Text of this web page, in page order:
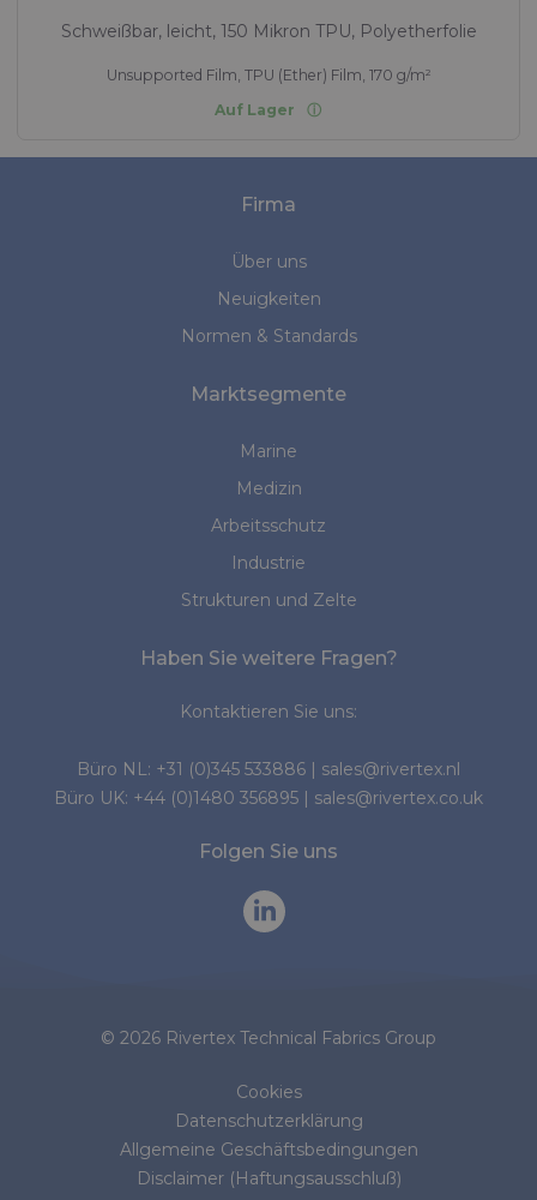
Schweißbar, leicht, 150 Mikron TPU, Polyetherfolie
Unsupported Film, TPU (Ether) Film, 170 g/m²
Auf Lager
Firma
Über uns
Neuigkeiten
Normen & Standards
Marktsegmente
Marine
Medizin
Arbeitsschutz
Industrie
Strukturen und Zelte
Haben Sie weitere Fragen?
Kontaktieren Sie uns:
Büro NL: +31 (0)345 533886 | sales@rivertex.nl
Büro UK: +44 (0)1480 356895 | sales@rivertex.co.uk
Folgen Sie uns
© 2026 Rivertex Technical Fabrics Group
Cookies
Datenschutzerklärung
Allgemeine Geschäftsbedingungen
Disclaimer (Haftungsausschluß)